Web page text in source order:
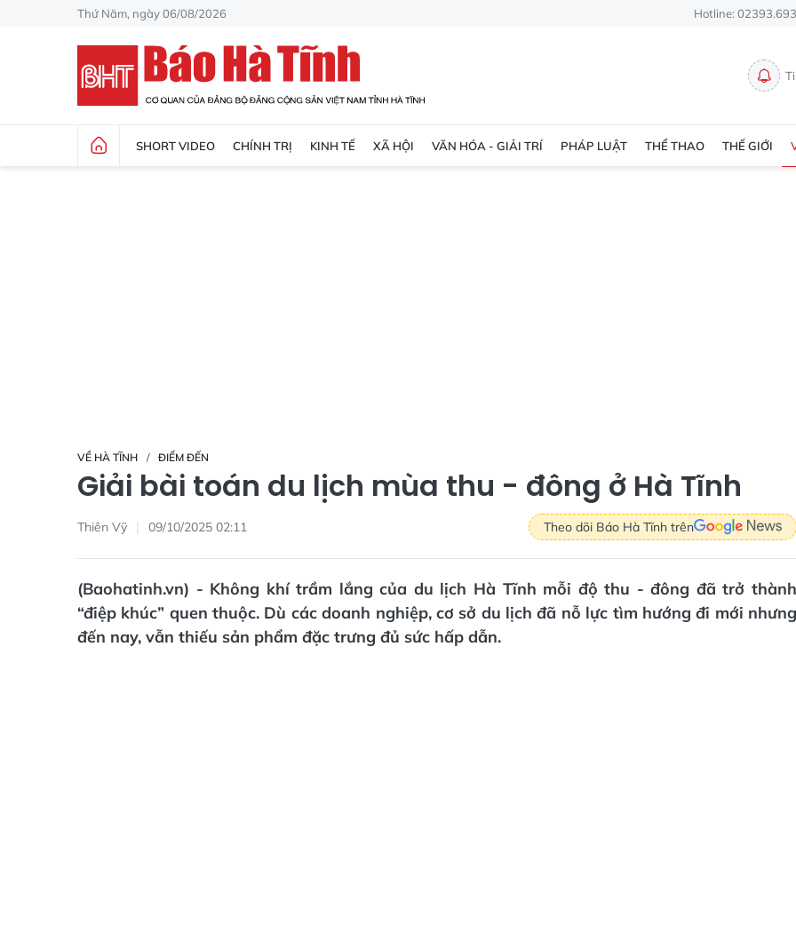
Thứ Năm, ngày 06/08/2026 Hotline:
SHORT VIDEO CHÍNH TRỊ KINH TẾ XÃ HỘI VĂN HÓA - GIẢI TRÍ PHÁP LUẬT THỂ THAO THẾ GIỚI
VỀ HÀ TĨNH ĐIỂM ĐẾN
Giải bài toán du lịch mùa thu - đông ở Hà Tĩnh
Thiên Vỹ 09/10/2025 02:11 Theo dõi Báo Hà Tĩnh trên
(Baohatinh.vn) - Không khí trầm lắng của du lịch Hà Tĩnh mỗi độ thu - đông đã trở thành
“điệp khúc” quen thuộc. Dù các doanh nghiệp, cơ sở du lịch đã nỗ lực tìm hướng đi mới nhưng
đến nay, vẫn thiếu sản phẩm đặc trưng đủ sức hấp dẫn.